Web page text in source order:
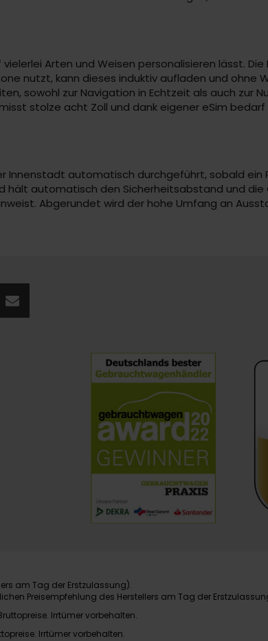
Arten und Weisen personalisieren lässt. Die
nutzt, kann dieses induktiv aufladen und ohne
sowohl zur Navigation in Echtzeit als auch zur
stolze acht Zoll und dank eigener eSim
Innenstadt automatisch durchgeführt, sobald ein
hält automatisch den Sicherheitsabstand und die
Abgerundet wird der hohe Umfang an
am Tag der Erstzulassung).
Preisempfehlung des Herstellers am Tag der
Irrtümer vorbehalten.
Irrtümer vorbehalten.